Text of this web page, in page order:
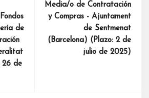
de
26 de
Media/o de Contratación
y Compras - Ajuntament
de Sentmenat
(Barcelona) (Plazo: 2 de
julio de 2025)